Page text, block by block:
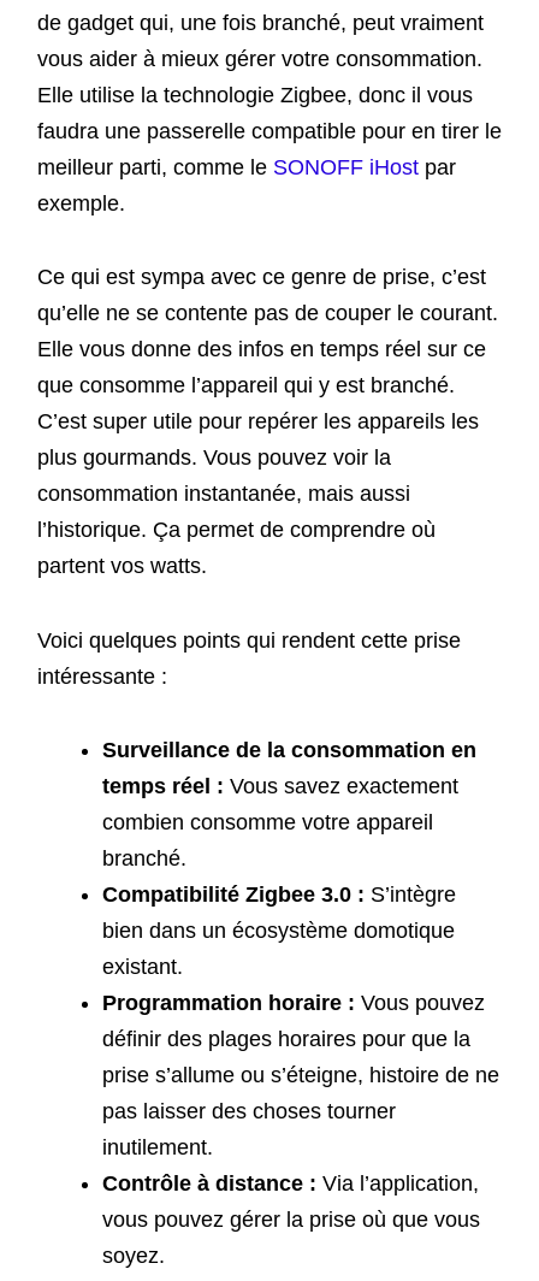
de gadget qui, une fois branché, peut vraiment
vous aider à mieux gérer votre consommation.
Elle utilise la technologie Zigbee, donc il vous
faudra une passerelle compatible pour en tirer le
meilleur parti, comme le SONOFF iHostpar
exemple.
Ce qui est sympa avec ce genre de prise, c’est
qu’elle ne se contente pas de couper le courant.
Elle vous donne des infos en temps réel sur ce
que consomme l’appareil qui y est branché.
C’est super utile pour repérer les appareils les
plus gourmands. Vous pouvez voir la
consommation instantanée, mais aussi
l’historique. Ça permet de comprendre où
partent vos watts.
Voici quelques points qui rendent cette prise
intéressante :
Surveillance de la consommation en
temps réel : Vous savez exactement
combien consomme votre appareil
branché.
Compatibilité Zigbee 3.0 : S’intègre
bien dans un écosystème domotique
existant.
Programmation horaire : Vous pouvez
définir des plages horaires pour que la
prise s’allume ou s’éteigne, histoire de ne
pas laisser des choses tourner
inutilement.
Contrôle à distance : Via l’application,
vous pouvez gérer la prise où que vous
soyez.